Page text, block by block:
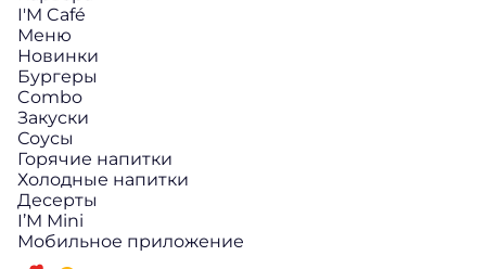
I'M Café
Меню
Новинки
Бургеры
Combo
Закуски
Соусы
Горячие напитки
Холодные напитки
Десерты
I’M Mini
Мобильное приложение